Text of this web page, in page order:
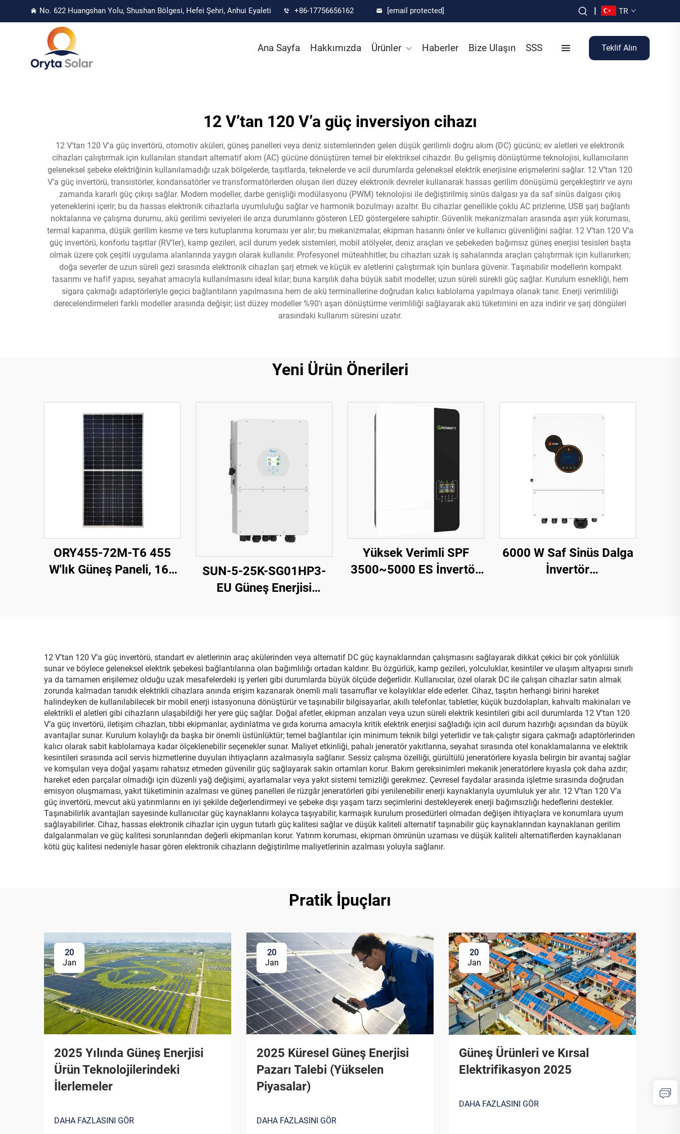
No. 622 Huangshan Yolu, Shushan Bölgesi, Hefei Şehri, Anhui Eyaleti +86-17756656162 [email protected] | TR
Ana Sayfa Hakkımızda Ürünler Haberler Bize Ulaşın SSS Teklif Alın
12 V’tan 120 V’a güç inversiyon cihazı
12 V'tan 120 V'a güç invertörü, otomotiv aküleri, güneş panelleri veya deniz sistemlerinden gelen düşük gerilimli doğru akım (DC) gücünü; ev aletleri ve elektronik
cihazları çalıştırmak için kullanılan standart alternatif akım (AC) gücüne dönüştüren temel bir elektriksel cihazdır. Bu gelişmiş dönüştürme teknolojisi, kullanıcıların
geleneksel şebeke elektriğinin kullanılamadığı uzak bölgelerde, taşıtlarda, teknelerde ve acil durumlarda geleneksel elektrik enerjisine erişmelerini sağlar. 12 V’tan 120
V’a güç invertörü, transistörler, kondansatörler ve transformatörlerden oluşan ileri düzey elektronik devreler kullanarak hassas gerilim dönüşümü gerçekleştirir ve aynı
zamanda kararlı güç çıkışı sağlar. Modern modeller, darbe genişliği modülasyonu (PWM) teknolojisi ile değiştirilmiş sinüs dalgası ya da saf sinüs dalgası çıkış
yeteneklerini içerir; bu da hassas elektronik cihazlarla uyumluluğu sağlar ve harmonik bozulmayı azaltır. Bu cihazlar genellikle çoklu AC prizlerine, USB şarj bağlantı
noktalarına ve çalışma durumu, akü gerilimi seviyeleri ile arıza durumlarını gösteren LED göstergelere sahiptir. Güvenlik mekanizmaları arasında aşırı yük koruması,
termal kapanma, düşük gerilim kesme ve ters kutuplanma koruması yer alır; bu mekanizmalar, ekipman hasarını önler ve kullanıcı güvenliğini sağlar. 12 V’tan 120 V’a
güç invertörü, konforlu taşıtlar (RV’ler), kamp gezileri, acil durum yedek sistemleri, mobil atölyeler, deniz araçları ve şebekeden bağımsız güneş enerjisi tesisleri başta
olmak üzere çok çeşitli uygulama alanlarında yaygın olarak kullanılır. Profesyonel müteahhitler, bu cihazları uzak iş sahalarında araçları çalıştırmak için kullanırken;
doğa severler de uzun süreli gezi sırasında elektronik cihazları şarj etmek ve küçük ev aletlerini çalıştırmak için bunlara güvenir. Taşınabilir modellerin kompakt
tasarımı ve hafif yapısı, seyahat amacıyla kullanılmasını ideal kılar; buna karşılık daha büyük sabit modeller, uzun süreli sürekli güç sağlar. Kurulum esnekliği, hem
sigara çakmağı adaptörleriyle geçici bağlantıların yapılmasına hem de akü terminallerine doğrudan kalıcı kablolama yapılmaya olanak tanır. Enerji verimliliği
derecelendirmeleri farklı modeller arasında değişir; üst düzey modeller %90’ı aşan dönüştürme verimliliği sağlayarak akü tüketimini en aza indirir ve şarj döngüleri
arasındaki kullanım süresini uzatır.
Yeni Ürün Önerileri
ORY455-72M-T6 455
W'lık Güneş Paneli, 166
SUN-5-25K-SG01HP3-
EU Güneş Enerjisi
Sertifikalı
Yüksek Verimli SPF
3500~5000 ES İnvertör,
6000 W Saf Sinüs Dalga
İnvertör
12 V’tan 120 V’a güç invertörü, standart ev aletlerinin araç akülerinden veya alternatif DC güç kaynaklarından çalışmasını sağlayarak dikkat çekici bir çok yönlülük
sunar ve böylece geleneksel elektrik şebekesi bağlantılarına olan bağımlılığı ortadan kaldırır. Bu özgürlük, kamp gezileri, yolculuklar, kesintiler ve ulaşım altyapısı sınırlı
ya da tamamen erişilemez olduğu uzak mesafelerdeki iş yerleri gibi durumlarda büyük ölçüde değerlidir. Kullanıcılar, özel olarak DC ile çalışan cihazlar satın almak
zorunda kalmadan tanıdık elektrikli cihazlara anında erişim kazanarak önemli mali tasarruflar ve kolaylıklar elde ederler. Cihaz, taşıtın herhangi birini hareket
halindeyken de kullanılabilecek bir mobil enerji istasyonuna dönüştürür ve taşınabilir bilgisayarlar, akıllı telefonlar, tabletler, küçük buzdolapları, kahvaltı makinaları ve
elektrikli el aletleri gibi cihazların ulaşabildiği her yere güç sağlar. Doğal afetler, ekipman arızaları veya uzun süreli elektrik kesintileri gibi acil durumlarda 12 V’tan 120
V’a güç invertörü, iletişim cihazları, tıbbi ekipmanlar, aydınlatma ve gıda koruma amacıyla kritik elektrik enerjisi sağladığı için acil durum hazırlığı açısından da büyük
avantajlar sunar. Kurulum kolaylığı da başka bir önemli üstünlüktür; temel bağlantılar için minimum teknik bilgi yeterlidir ve tak-çalıştır sigara çakmağı adaptörlerinden
kalıcı olarak sabit kablolamaya kadar ölçeklenebilir seçenekler sunar. Maliyet etkinliği, pahalı jeneratör yakıtlarına, seyahat sırasında otel konaklamalarına ve elektrik
kesintileri sırasında acil servis hizmetlerine duyulan ihtiyaçların azalmasıyla sağlanır. Sessiz çalışma özelliği, gürültülü jeneratörlere kıyasla belirgin bir avantaj sağlar
ve komşuları veya doğal yaşamı rahatsız etmeden güvenilir güç sağlayarak sakin ortamları korur. Bakım gereksinimleri mekanik jeneratörlere kıyasla çok daha azdır;
hareket eden parçalar olmadığı için düzenli yağ değişimi, ayarlamalar veya yakıt sistemi temizliği gerekmez. Çevresel faydalar arasında işletme sırasında doğrudan
emisyon oluşmaması, yakıt tüketiminin azalması ve güneş panelleri ile rüzgâr jeneratörleri gibi yenilenebilir enerji kaynaklarıyla uyumluluk yer alır. 12 V’tan 120 V’a
güç invertörü, mevcut akü yatırımlarını en iyi şekilde değerlendirmeyi ve şebeke dışı yaşam tarzı seçimlerini destekleyerek enerji bağımsızlığı hedeflerini destekler.
Taşınabilirlik avantajları sayesinde kullanıcılar güç kaynaklarını kolayca taşıyabilir, karmaşık kurulum prosedürleri olmadan değişen ihtiyaçlara ve konumlara uyum
sağlayabilirler. Cihaz, hassas elektronik cihazlar için uygun tutarlı güç kalitesi sağlar ve düşük kaliteli alternatif taşınabilir güç kaynaklarından kaynaklanan gerilim
dalgalanmaları ve güç kalitesi sorunlarından değerli ekipmanları korur. Yatırım koruması, ekipman ömrünün uzaması ve düşük kaliteli alternatiflerden kaynaklanan
kötü güç kalitesi nedeniyle hasar gören elektronik cihazların değiştirilme maliyetlerinin azalması yoluyla sağlanır.
Pratik İpuçları
20
Jan
2025 Yılında Güneş Enerjisi
Ürün Teknolojilerindeki
İlerlemeler
DAHA FAZLASINI GÖR
20
Jan
2025 Küresel Güneş Enerjisi
Pazarı Talebi (Yükselen
Piyasalar)
DAHA FAZLASINI GÖR
20
Jan
Güneş Ürünleri ve Kırsal
Elektrifikasyon 2025
DAHA FAZLASINI GÖR